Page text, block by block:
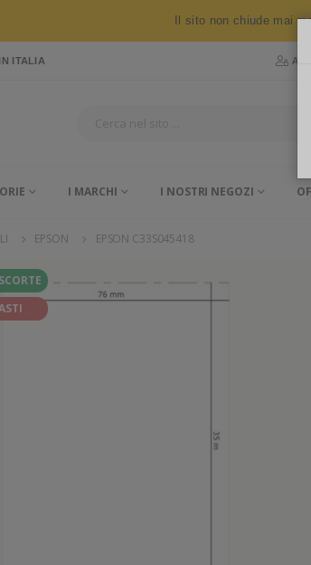
Il sito non chiude mai
IN ITALIA
I MARCHI I NOSTRI NEGOZI
EPSON EPSON C33S045418